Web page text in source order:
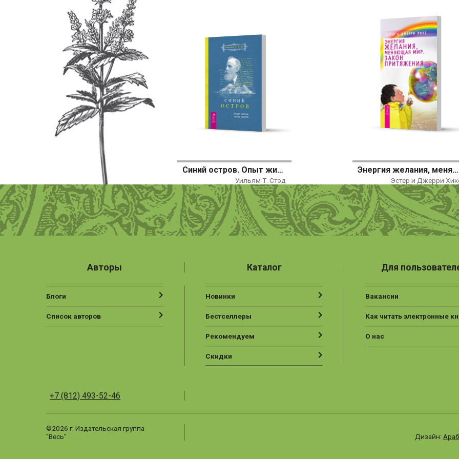
Синий остров. Опыт жизни после смерти
Уильям Т. Стэд
Энергия желания, меняющая мир. Закон Притяжения
Эстер и Джерри
Авторы
Блоги
Список авторов
Каталог
Новинки
Бестселлеры
Рекомендуем
Скидки
Для
Вакансии
Как читать электронные
О нас
+7 (812) 493-52-46
©2026 г. Издательская группа
"Весь"
Дизайн: